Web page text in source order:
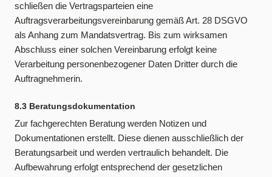
schließen die Vertragsparteien eine
Auftragsverarbeitungsvereinbarung gemäß Art. 28 DSGVO
als Anhang zum Mandatsvertrag. Bis zum wirksamen
Abschluss einer solchen Vereinbarung erfolgt keine
Verarbeitung personenbezogener Daten Dritter durch die
Auftragnehmerin.
8.3 Beratungsdokumentation
Zur fachgerechten Beratung werden Notizen und
Dokumentationen erstellt. Diese dienen ausschließlich der
Beratungsarbeit und werden vertraulich behandelt. Die
Aufbewahrung erfolgt entsprechend der gesetzlichen